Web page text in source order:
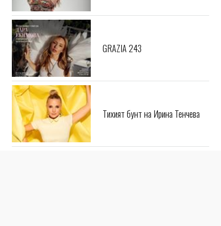
GRAZIA 243
Тихият бунт на Ирина Тенчева